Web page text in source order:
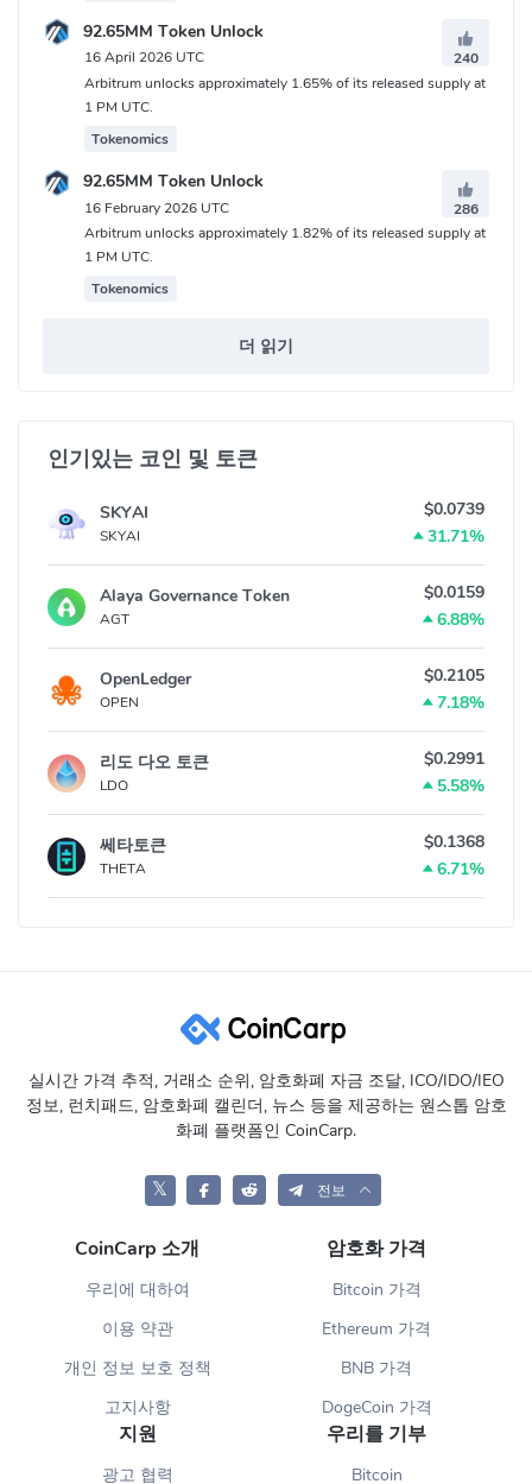
Arbitrum Nova:
0xf823C3cD3CeBE0a1fA952ba88Dc9EEf8e0Bf46AD
92.65MM Token Unlock
16 April 2026 UTC
240
Arbitrum unlocks approximately 1.65% of its released supply at
1 PM UTC.
Tokenomics
92.65MM Token Unlock
16 February 2026 UTC
286
Arbitrum unlocks approximately 1.82% of its released supply at
1 PM UTC.
Tokenomics
더 읽기
인기있는 코인 및 토큰
SKYAI
SKYAI
$0.0739
31.71%
Alaya Governance Token
AGT
$0.0159
6.88%
OpenLedger
OPEN
$0.2105
7.18%
리도 다오 토큰
LDO
$0.2991
5.58%
쎄타토큰
THETA
$0.1368
6.71%
실시간 가격 추적, 거래소 순위, 암호화폐 자금 조달, ICO/IDO/IEO
정보, 런치패드, 암호화폐 캘린더, 뉴스 등을 제공하는 원스톱 암호
화폐 플랫폼인 CoinCarp.
𝕏 전보
CoinCarp 소개
우리에 대하여
이용 약관
개인 정보 보호 정책
고지사항
암호화 가격
Bitcoin 가격
Ethereum 가격
BNB 가격
DogeCoin 가격
지원
광고 협력
우리를 기부
Bitcoin